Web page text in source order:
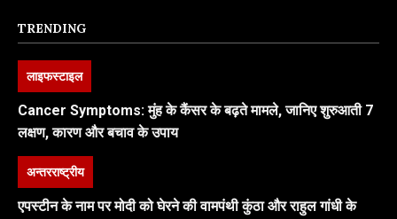
TRENDING
लाइफस्टाइल
Cancer Symptoms: मुंह के कैंसर के बढ़ते मामले, जानिए शुरुआती 7
लक्षण, कारण और बचाव के उपाय
अन्तरराष्ट्रीय
एपस्टीन के नाम पर मोदी को घेरने की वामपंथी कुंठा और राहुल गांधी के